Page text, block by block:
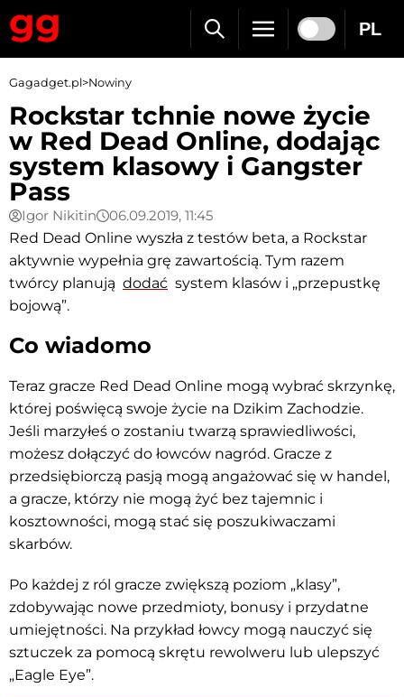
PL
Gagadget.pl>Nowiny
Rockstar tchnie nowe życie
w Red Dead Online, dodając
system klasowy i Gangster
Pass
Igor Nikitin
06.09.2019, 11:45
Red Dead Online wyszła z testów beta, a Rockstar
aktywnie wypełnia grę zawartością. Tym razem
twórcy planują dodać system klasów i „przepustkę
bojową”.
Co wiadomo
Teraz gracze Red Dead Online mogą wybrać skrzynkę,
której poświęcą swoje życie na Dzikim Zachodzie.
Jeśli marzyłeś o zostaniu twarzą sprawiedliwości,
możesz dołączyć do łowców nagród. Gracze z
przedsiębiorczą pasją mogą angażować się w handel,
a gracze, którzy nie mogą żyć bez tajemnic i
kosztowności, mogą stać się poszukiwaczami
skarbów.
Po każdej z ról gracze zwiększą poziom „klasy”,
zdobywając nowe przedmioty, bonusy i przydatne
umiejętności. Na przykład łowcy mogą nauczyć się
sztuczek za pomocą skrętu rewolweru lub ulepszyć
„Eagle Eye”.